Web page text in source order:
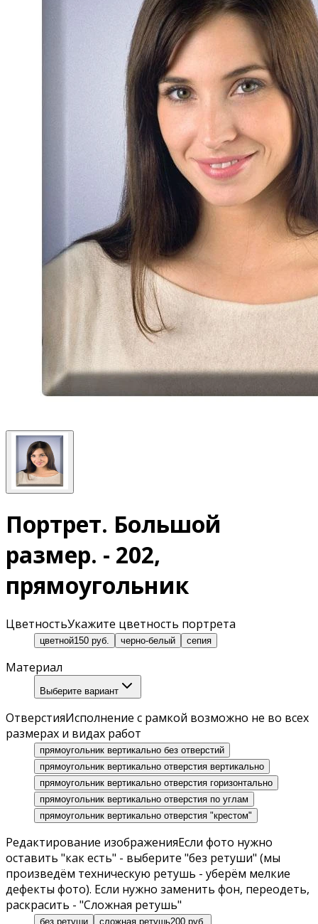
Портрет. Большой
размер. - 202,
прямоугольник
ЦветностьУкажите цветность портрета
цветной150 руб. черно-белый сепия
Материал
Выберите вариант
ОтверстияИсполнение с рамкой возможно не во всех
размерах и видах работ
прямоугольник вертикально без отверстий
прямоугольник вертикально отверстия вертикально
прямоугольник вертикально отверстия горизонтально
прямоугольник вертикально отверстия по углам
прямоугольник вертикально отверстия "крестом"
Редактирование изображенияЕсли фото нужно
оставить "как есть" - выберите "без ретуши" (мы
произведём техническую ретушь - уберём мелкие
дефекты фото). Если нужно заменить фон, переодеть,
раскрасить - "Сложная ретушь"
без ретуши сложная ретушь200 руб.